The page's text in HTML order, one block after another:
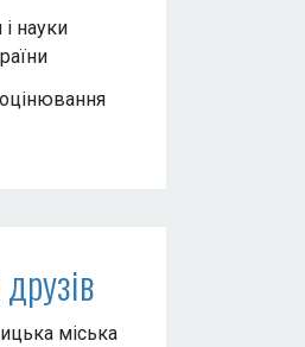
і науки
міська